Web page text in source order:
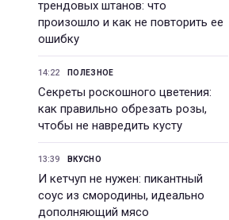
трендовых штанов: что
произошло и как не повторить ее
ошибку
14:22 ПОЛЕЗНОЕ
Секреты роскошного цветения:
как правильно обрезать розы,
чтобы не навредить кусту
13:39 ВКУСНО
И кетчуп не нужен: пикантный
соус из смородины, идеально
дополняющий мясо